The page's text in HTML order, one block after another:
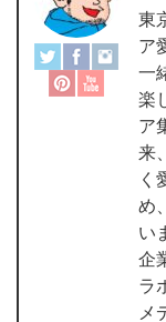
東
ア
一
楽
ア
来
く
め
い
企
ラ
メ